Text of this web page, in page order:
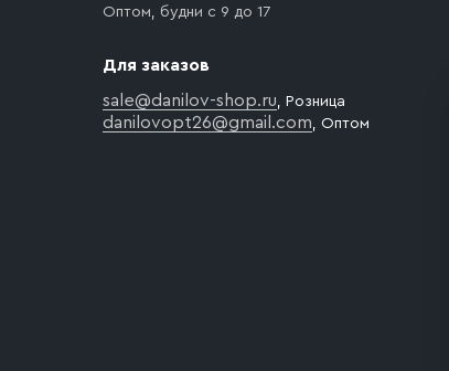
Оптом, будни с 9 до 17
Для заказов
sale@danilov-shop.ru, Розница
danilovopt26@gmail.com, Оптом